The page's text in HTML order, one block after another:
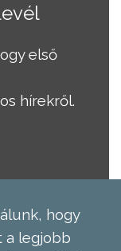
első
hírekről.
hogy
a legjobb